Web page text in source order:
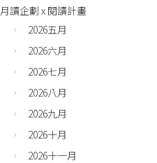
月讀企劃 x 閱讀計畫
2026五月
2026六月
2026七月
2026八月
2026九月
2026十月
2026十一月